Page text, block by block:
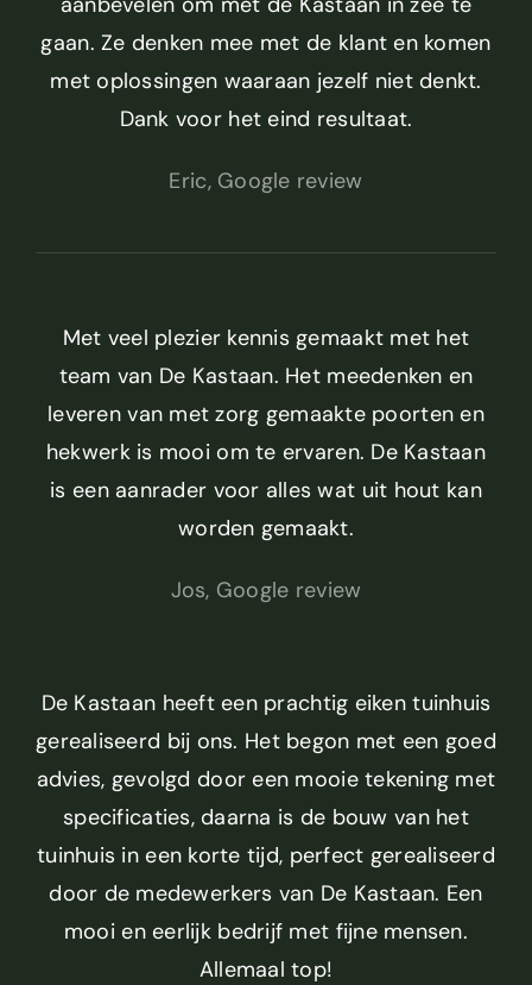
gaan. Ze denken mee met de klant en komen
met oplossingen waaraan jezelf niet denkt.
Dank voor het eind resultaat.
Eric, Google review
Met veel plezier kennis gemaakt met het
team van De Kastaan. Het meedenken en
leveren van met zorg gemaakte poorten en
hekwerk is mooi om te ervaren. De Kastaan
is een aanrader voor alles wat uit hout kan
worden gemaakt.
Jos, Google review
De Kastaan heeft een prachtig eiken tuinhuis
gerealiseerd bij ons. Het begon met een goed
advies, gevolgd door een mooie tekening met
specificaties, daarna is de bouw van het
tuinhuis in een korte tijd, perfect gerealiseerd
door de medewerkers van De Kastaan. Een
mooi en eerlijk bedrijf met fijne mensen.
Allemaal top!